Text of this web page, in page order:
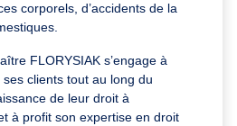
corporels, d’accidents de la
FLORYSIAK s’engage à
clients tout au long du
de leur droit à
à profit son expertise en droit